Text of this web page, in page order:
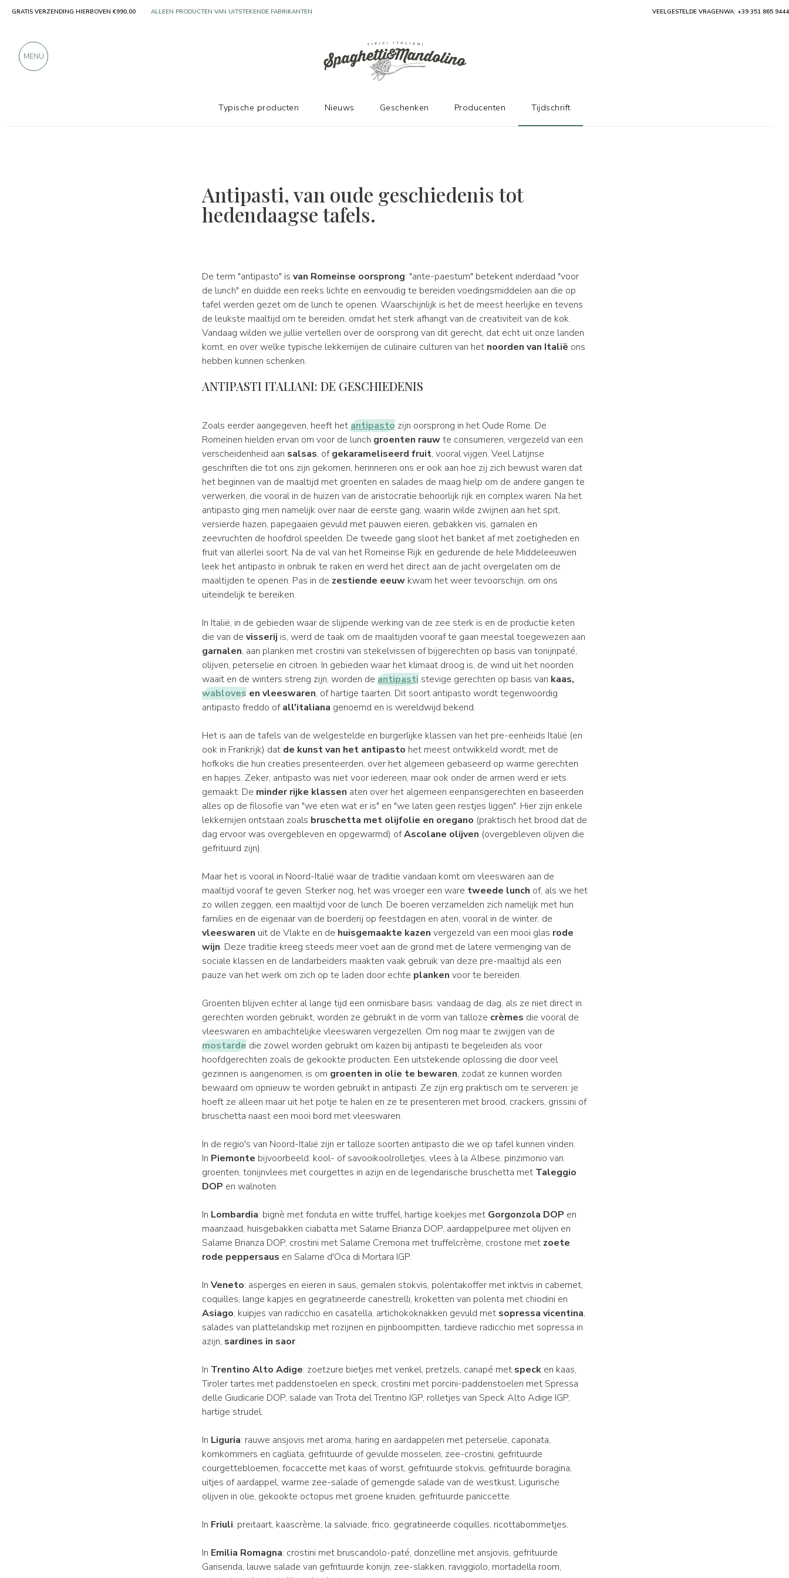
Antipasti, van oude geschiedenis tot
hedendaagse tafels.
De term "antipasto" is van Romeinse oorsprong: "ante-paestum" betekent inderdaad "voor
de lunch" en duidde een reeks lichte en eenvoudig te bereiden voedingsmiddelen aan die op
tafel werden gezet om de lunch te openen. Waarschijnlijk is het de meest heerlijke en tevens
de leukste maaltijd om te bereiden, omdat het sterk afhangt van de creativiteit van de kok.
Vandaag wilden we jullie vertellen over de oorsprong van dit gerecht, dat echt uit onze landen
komt, en over welke typische lekkernijen de culinaire culturen van het noorden van Italië ons
hebben kunnen schenken.
ANTIPASTI ITALIANI: DE GESCHIEDENIS
Zoals eerder aangegeven, heeft hetantipastozijn oorsprong in het Oude Rome. De
Romeinen hielden ervan om voor de lunch groenten rauwte consumeren, vergezeld van een
verscheidenheid aan salsas, ofgekarameliseerd fruit, vooral vijgen. Veel Latijnse
geschriften die tot ons zijn gekomen, herinneren ons er ook aan hoe zij zich bewust waren dat
het beginnen van de maaltijd met groenten en salades de maag hielp om de andere gangen te
verwerken, die vooral in de huizen van de aristocratie behoorlijk rijk en complex waren. Na het
antipasto ging men namelijk over naar de eerste gang, waarin wilde zwijnen aan het spit,
versierde hazen, papegaaien gevuld met pauwen eieren, gebakken vis, garnalen en
zeevruchten de hoofdrol speelden. De tweede gang sloot het banket af met zoetigheden en
fruit van allerlei soort. Na de val van het Romeinse Rijk en gedurende de hele Middeleeuwen
leek het antipasto in onbruik te raken en werd het direct aan de jacht overgelaten om de
maaltijden te openen. Pas in de zestiende eeuwkwam het weer tevoorschijn, om ons
uiteindelijk te bereiken.
In Italië, in de gebieden waar de slijpende werking van de zee sterk is en de productie keten
die van de visserij is, werd de taak om de maaltijden vooraf te gaan meestal toegewezen aan
garnalen, aan planken met crostini van stekelvissen of bijgerechten op basis van tonijnpaté,
olijven, peterselie en citroen. In gebieden waar het klimaat droog is, de wind uit het noorden
waait en de winters streng zijn, worden de antipastistevige gerechten op basis van kaas,
wablovesen vleeswaren, of hartige taarten. Dit soort antipasto wordt tegenwoordig
antipasto freddo ofall'italiana genoemd en is wereldwijd bekend.
Het is aan de tafels van de welgestelde en burgerlijke klassen van het pre-eenheids Italië (en
ook in Frankrijk) dat de kunst van het antipasto het meest ontwikkeld wordt, met de
hofkoks die hun creaties presenteerden, over het algemeen gebaseerd op warme gerechten
en hapjes. Zeker, antipasto was niet voor iedereen, maar ook onder de armen werd er iets
gemaakt. De minder rijke klassen aten over het algemeen eenpansgerechten en baseerden
alles op de filosofie van "we eten wat er is" en "we laten geen restjes liggen". Hier zijn enkele
lekkernijen ontstaan zoals bruschetta met olijfolie en oregano (praktisch het brood dat de
dag ervoor was overgebleven en opgewarmd) ofAscolane olijven (overgebleven olijven die
gefrituurd zijn).
Maar het is vooral in Noord-Italië waar de traditie vandaan komt om vleeswaren aan de
maaltijd vooraf te geven. Sterker nog, het was vroeger een ware tweede lunch of, als we het
zo willen zeggen, een maaltijd voor de lunch. De boeren verzamelden zich namelijk met hun
families en de eigenaar van de boerderij op feestdagen en aten, vooral in de winter, de
vleeswaren uit de Vlakte en de huisgemaakte kazen vergezeld van een mooi glas rode
wijn. Deze traditie kreeg steeds meer voet aan de grond met de latere vermenging van de
sociale klassen en de landarbeiders maakten vaak gebruik van deze pre-maaltijd als een
pauze van het werk om zich op te laden door echte planken voor te bereiden.
Groenten blijven echter al lange tijd een onmisbare basis: vandaag de dag, als ze niet direct in
gerechten worden gebruikt, worden ze gebruikt in de vorm van talloze crèmes die vooral de
vleeswaren en ambachtelijke vleeswaren vergezellen. Om nog maar te zwijgen van de
mostardedie zowel worden gebruikt om kazen bij antipasti te begeleiden als voor
hoofdgerechten zoals de gekookte producten. Een uitstekende oplossing die door veel
gezinnen is aangenomen, is om groenten in olie te bewaren, zodat ze kunnen worden
bewaard om opnieuw te worden gebruikt in antipasti. Ze zijn erg praktisch om te serveren: je
hoeft ze alleen maar uit het potje te halen en ze te presenteren met brood, crackers, grissini of
bruschetta naast een mooi bord met vleeswaren.
In de regio's van Noord-Italië zijn er talloze soorten antipasto die we op tafel kunnen vinden.
In Piemonte bijvoorbeeld: kool- of savooikoolrolletjes, vlees à la Albese, pinzimonio van
groenten, tonijnvlees met courgettes in azijn en de legendarische bruschetta met Taleggio
DOP en walnoten.
In Lombardia: bignè met fonduta en witte truffel, hartige koekjes met Gorgonzola DOP en
maanzaad, huisgebakken ciabatta met Salame Brianza DOP, aardappelpuree met olijven en
Salame Brianza DOP, crostini met Salame Cremona met truffelcrème, crostone met zoete
rode peppersaus en Salame d'Oca di Mortara IGP.
In Veneto: asperges en eieren in saus, gemalen stokvis, polentakoffer met inktvis in cabernet,
coquilles, lange kapjes en gegratineerde canestrelli, kroketten van polenta met chiodini en
Asiago, kuipjes van radicchio en casatella, artichokoknakken gevuld met sopressa vicentina,
salades van plattelandskip met rozijnen en pijnboompitten, tardieve radicchio met sopressa in
azijn, sardines in saor.
In Trentino Alto Adige: zoetzure bietjes met venkel, pretzels, canapé met specken kaas,
Tiroler tartes met paddenstoelen en speck, crostini met porcini-paddenstoelen met Spressa
delle Giudicarie DOP, salade van Trota del Trentino IGP, rolletjes van Speck Alto Adige IGP,
hartige strudel.
In Liguria: rauwe ansjovis met aroma, haring en aardappelen met peterselie, caponata,
komkommers en cagliata, gefrituurde of gevulde mosselen, zee-crostini, gefrituurde
courgettebloemen, focaccette met kaas of worst, gefrituurde stokvis, gefrituurde boragina,
uitjes of aardappel, warme zee-salade of gemengde salade van de westkust, Ligurische
olijven in olie, gekookte octopus met groene kruiden, gefrituurde paniccette.
In Friuli: preitaart, kaascrème, la salviade, frico, gegratineerde coquilles, ricottabommetjes.
In Emilia Romagna: crostini met bruscandolo-paté, donzelline met ansjovis, gefrituurde
Garisenda, lauwe salade van gefrituurde konijn, zee-slakken, raviggiolo, mortadella room,
GRATIS VERZENDING HIERBOVEN €990,00 MEER DAN 900 POSITIEVE RECENSIES VEELGESTELDE VRAGENWA: +39 351 865 9444
MENU
Typische producten Nieuws Geschenken Producenten Tijdschrift